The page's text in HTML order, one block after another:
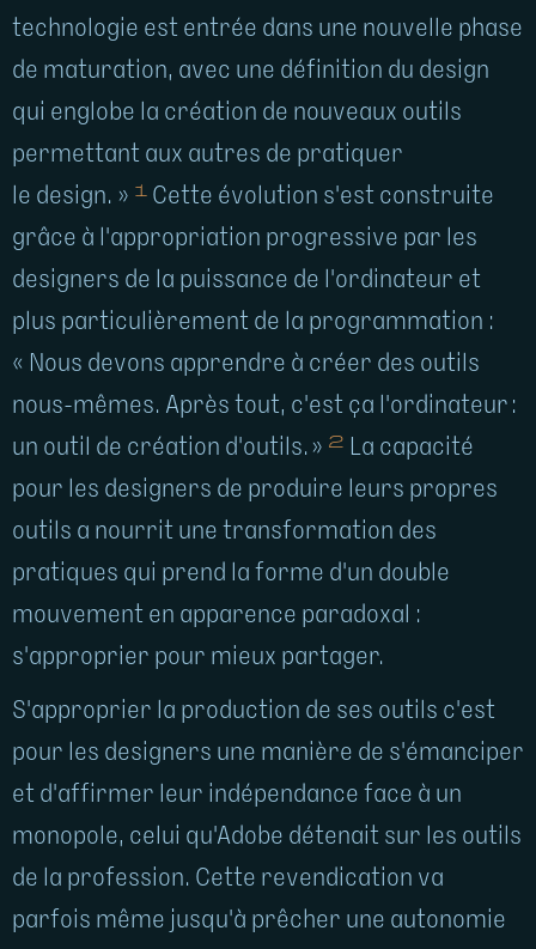
technologie est entrée dans une nouvelle phase
de maturation, avec une définition du design
qui englobe la création de nouveaux outils
permettant aux autres de pratiquer
le design. » 1
Cette évolution­ s'est construite
grâce à l'appropriation progressive par les
designers de la puissance de l'ordinateur et
plus particulièrement de la programmation :
« Nous devons apprendre à créer des outils
nous-mêmes. Après tout, c'est ça l'ordinateur :
un outil de création d'outils. » 2
La capacité
pour les designers de produire leurs propres
outils a nourrit une transformation des
pratiques qui prend la forme d'un double
mouvement en apparence paradoxal :
s'approprier pour mieux partager.
S'approprier la production de ses outils c'est
pour les designers une manière de s'émanciper
et d'affirmer leur indépendance face à un
monopole, celui qu'Adobe détenait sur les outils
de la profession. Cette revendication va
parfois même jusqu'à prêcher une autonomie